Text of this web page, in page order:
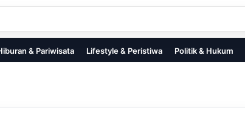
& Pariwisata Lifestyle & Peristiwa Politik & Hukum